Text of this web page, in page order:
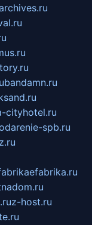
bandamn.ru
cityhotel.ru
spb.ru
z-host.ru